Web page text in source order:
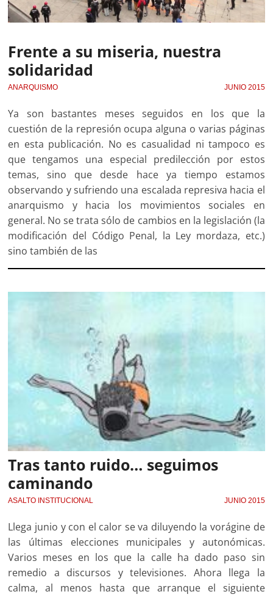
Frente a su miseria, nuestra
solidaridad
ANARQUISMO JUNIO 2015
Ya son bastantes meses seguidos en los que la
cuestión de la represión ocupa alguna o varias páginas
en esta publicación. No es casualidad ni tampoco es
que tengamos una especial predilección por estos
temas, sino que desde hace ya tiempo estamos
observando y sufriendo una escalada represiva hacia el
anarquismo y hacia los movimientos sociales en
general. No se trata sólo de cambios en la legislación (la
modificación del Código Penal, la Ley mordaza, etc.)
sino también de las
Tras tanto ruido… seguimos
caminando
ASALTO INSTITUCIONAL JUNIO 2015
Llega junio y con el calor se va diluyendo la vorágine de
las últimas elecciones municipales y autonómicas.
Varios meses en los que la calle ha dado paso sin
remedio a discursos y televisiones. Ahora llega la
calma, al menos hasta que arranque el siguiente